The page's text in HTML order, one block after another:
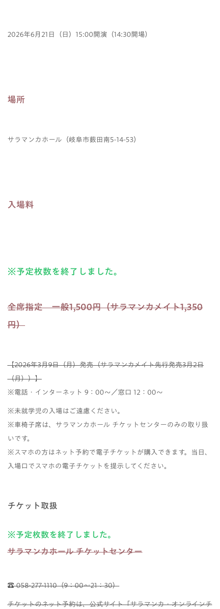
2026年6月21日（日）15:00開演（14:30開場）
場所
サラマンカホール（岐阜市薮田南5-14-53）
入場料
※予定枚数を終了しました。
全席指定 一般1,500円（サラマンカメイト1,350
円）
【2026年3月9日（月）発売（サラマンカメイト先行発売3月2日
（月））】
※電話・インターネット 9：00～／窓口 12：00～
※未就学児の入場はご遠慮ください。
※車椅子席は、サラマンカホール チケットセンターのみの取り扱
いです。
※スマホの方はネット予約で電子チケットが購入できます。当日、
入場口でスマホの電子チケットを提示してください。
チケット取扱
※予定枚数を終了しました。
サラマンカホール チケットセンター
☎ 058-277-1110（9：00～21：30）
チケットのネット予約は、公式サイト「サラマンカ・オンラインチ